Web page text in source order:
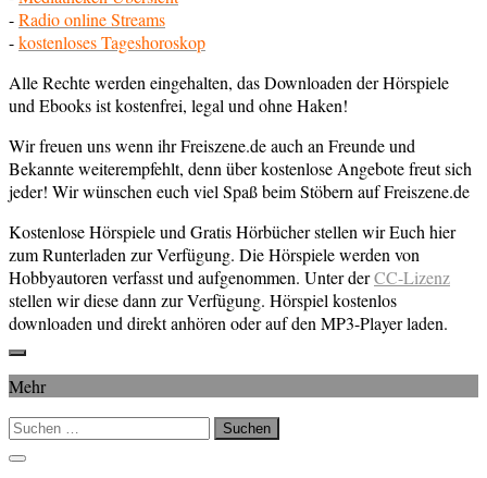
-Radio online Streams
-kostenloses Tageshoroskop
Alle Rechte werden eingehalten, das Downloaden der Hörspiele
und Ebooks ist kostenfrei, legal und ohne Haken!
Wir freuen uns wenn ihr Freiszene.de auch an Freunde und
Bekannte weiterempfehlt, denn über kostenlose Angebote freut sich
jeder! Wir wünschen euch viel Spaß beim Stöbern auf Freiszene.de
Kostenlose Hörspiele und Gratis Hörbücher stellen wir Euch hier
zum Runterladen zur Verfügung. Die Hörspiele werden von
Hobbyautoren verfasst und aufgenommen. Unter derCC-Lizenz
stellen wir diese dann zur Verfügung. Hörspiel kostenlos
downloaden und direkt anhören oder auf den MP3-Player laden.
Mehr
Suchen